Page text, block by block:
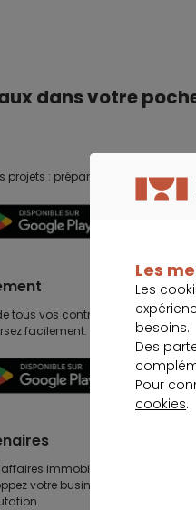
dans votre
projets : préparez-les, suivez-les,
tous vos contrats (assurance
facilement. Garantie 0
Découvrir
immobilières, gagnez en
votre business au delà de
Les
Les
besoins.
Des
Pour
cookies.